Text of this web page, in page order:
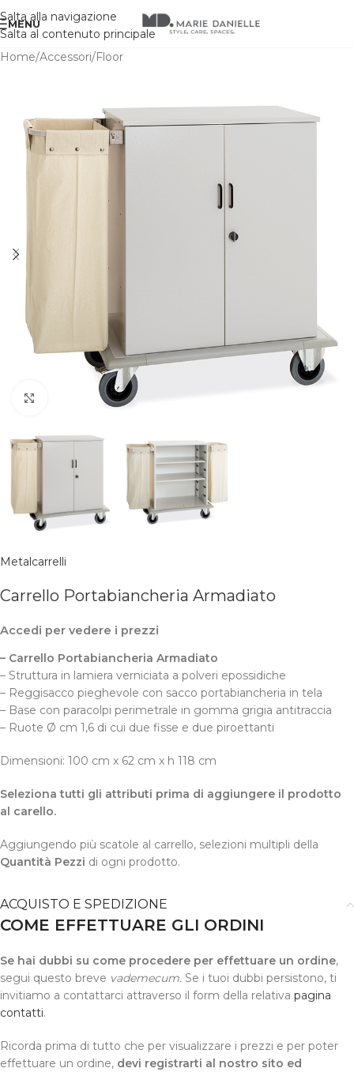
Salta alla navigazione
Salta al contenuto principale
MENU
Home/Accessori/Floor
Clicca per ingrandire
Metalcarrelli
Carrello Portabiancheria Armadiato
Accedi per vedere i prezzi
– Carrello Portabiancheria Armadiato
– Struttura in lamiera verniciata a polveri epossidiche
– Reggisacco pieghevole con sacco portabiancheria in tela
– Base con paracolpi perimetrale in gomma grigia antitraccia
– Ruote Ø cm 1,6 di cui due fisse e due piroettanti
Dimensioni: 100 cm x 62 cm x h 118 cm
Seleziona tutti gli attributi prima di aggiungere il prodotto
al carello.
Aggiungendo più scatole al carrello, selezioni multipli della
Quantità Pezzi di ogni prodotto.
ACQUISTO E SPEDIZIONE
COME EFFETTUARE GLI ORDINI
Se hai dubbi su come procedere per effettuare un ordine,
segui questo breve vademecum. Se i tuoi dubbi persistono, ti
invitiamo a contattarci attraverso il form della relativa pagina
contatti.
Ricorda prima di tutto che per visualizzare i prezzi e per poter
effettuare un ordine, devi registrarti al nostro sito ed